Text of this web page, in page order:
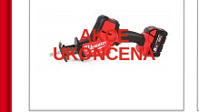
AKCE
UKONČENA